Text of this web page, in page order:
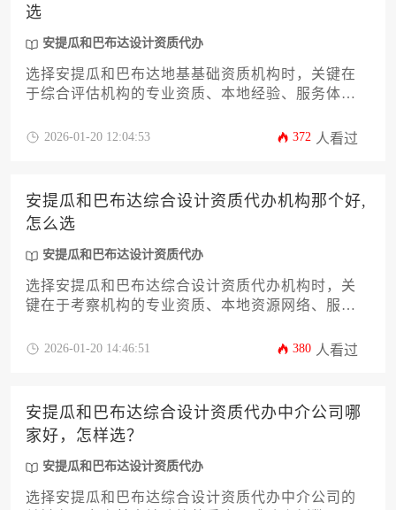
选
安提瓜和巴布达设计资质代办
选择安提瓜和巴布达地基基础资质机构时，关键在
于综合评估机构的专业资质、本地经验、服务体系
工程需求和预算匹配最合适的服务商。
2026-01-20 12:04:53 372 人看过
安提瓜和巴布达综合设计资质代办机构那个好,
怎么选
安提瓜和巴布达设计资质代办
选择安提瓜和巴布达综合设计资质代办机构时，关
键在于考察机构的专业资质、本地资源网络、服务
适合企业自身需求的合作伙伴。企业应通过明确自
流程高效合规，为进入加勒比地区市场奠定坚实基
础。
2026-01-20 14:46:51 380 人看过
安提瓜和巴布达综合设计资质代办中介公司哪
家好，怎样选？
安提瓜和巴布达设计资质代办
选择安提瓜和巴布达综合设计资质代办中介公司的